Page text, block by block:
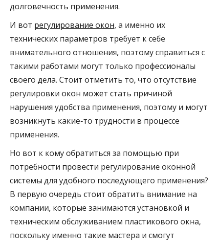
долговечность применения.
И вот регулирование окон, а именно их
технических параметров требует к себе
внимательного отношения, поэтому справиться с
такими работами могут только профессионалы
своего дела. Стоит отметить то, что отсутствие
регулировки окон может стать причиной
нарушения удобства применения, поэтому и могут
возникнуть какие-то трудности в процессе
применения.
Но вот к кому обратиться за помощью при
потребности провести регулирование оконной
системы для удобного последующего применения?
В первую очередь стоит обратить внимание на
компании, которые занимаются установкой и
техническим обслуживанием пластикового окна,
поскольку именно такие мастера и смогут